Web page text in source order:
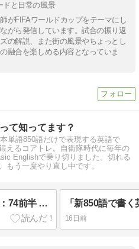
ドと日常の風景
がFIFAワールドカップをテーマにし
がら発信しています。試合の振り返
の解説、また街の風景やちょっとし
融合を楽しめる内容となっていま
て知ってます？
単語850語だけで表現する英語で
えるコアトレ。自衛隊時代に毎年の
Englishで乗り切りました。切れる
もう一度やり直し中です。
「新850語で書く英語」88題：74前半 「銀行口座」
16日前